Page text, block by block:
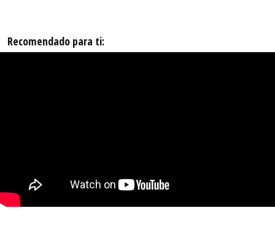
Recomendado para ti: